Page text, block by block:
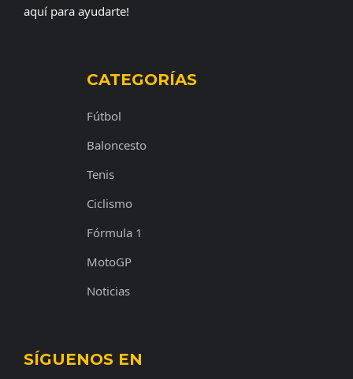
aquí para ayudarte!
CATEGORÍAS
Fútbol
Baloncesto
Tenis
Ciclismo
Fórmula 1
MotoGP
Noticias
SÍGUENOS EN